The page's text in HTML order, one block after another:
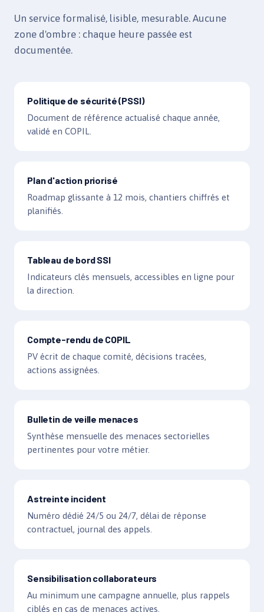
Un service formalisé, lisible, mesurable. Aucune
zone d'ombre : chaque heure passée est
documentée.
Politique de sécurité (PSSI)
Document de référence actualisé chaque année,
validé en COPIL.
Plan d'action priorisé
Roadmap glissante à 12 mois, chantiers chiffrés et
planifiés.
Tableau de bord SSI
Indicateurs clés mensuels, accessibles en ligne pour
la direction.
Compte-rendu de COPIL
PV écrit de chaque comité, décisions tracées,
actions assignées.
Bulletin de veille menaces
Synthèse mensuelle des menaces sectorielles
pertinentes pour votre métier.
Astreinte incident
Numéro dédié 24/5 ou 24/7, délai de réponse
contractuel, journal des appels.
Sensibilisation collaborateurs
Au minimum une campagne annuelle, plus rappels
ciblés en cas de menaces actives.